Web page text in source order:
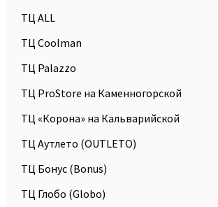
ТЦ ALL
ТЦ Coolman
ТЦ Palazzo
ТЦ ProStore на Каменногорской
ТЦ «Корона» на Кальварийской
ТЦ Аутлето (OUTLETO)
ТЦ Бонус (Bonus)
ТЦ Глобо (Globo)